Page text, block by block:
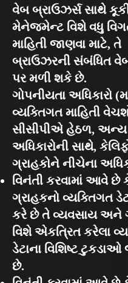
વેબ બ્રાઉઝર્સ સાથે
મેનેજમેન્ટ વિશે વધુ
માહિતી જાણવા માટે, તે
બ્રાઉઝરની સંબંધિત
પર મળી શકે છે.
ગોપનીયતા અધિકારો
વ્યક્તિગત માહિતી
સીસીપીએ હેઠળ, અન્ય
અધિકારોની સાથે,
ગ્રાહકોને નીચેના
વિનંતી કરવામાં આવે છે
ગ્રાહકનો વ્યક્તિગત
કરે છે તે વ્યવસાય અને
વિશે એકત્રિત કરેલા
ડેટાના વિશિષ્ટ
છે.